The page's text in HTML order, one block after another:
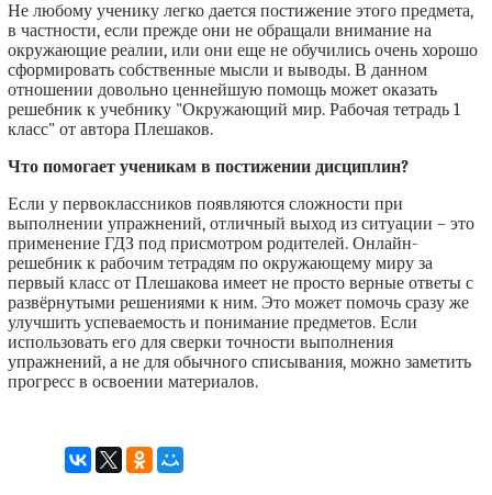
Не любому ученику легко дается постижение этого предмета,
в частности, если прежде они не обращали внимание на
окружающие реалии, или они еще не обучились очень хорошо
сформировать собственные мысли и выводы. В данном
отношении довольно ценнейшую помощь может оказать
решебник к учебнику "Окружающий мир. Рабочая тетрадь 1
класс" от автора Плешаков.
Что помогает ученикам в постижении дисциплин?
Если у первоклассников появляются сложности при
выполнении упражнений, отличный выход из ситуации – это
применение ГДЗ под присмотром родителей. Онлайн-
решебник к рабочим тетрадям по окружающему миру за
первый класс от Плешакова имеет не просто верные ответы с
развёрнутыми решениями к ним. Это может помочь сразу же
улучшить успеваемость и понимание предметов. Если
использовать его для сверки точности выполнения
упражнений, а не для обычного списывания, можно заметить
прогресс в освоении материалов.